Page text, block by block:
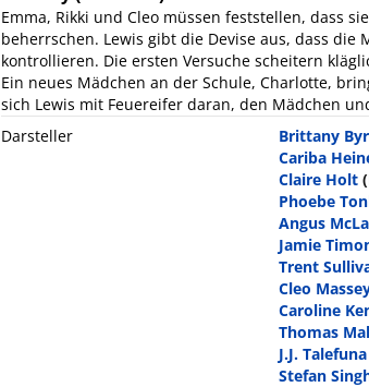
Emma, Rikki und Cleo müssen feststellen, dass
beherrschen. Lewis gibt die Devise aus, dass
kontrollieren. Die ersten Versuche scheitern
Ein neues Mädchen an der Schule, Charlotte,
sich Lewis mit Feuereifer daran, den Mädchen
Darsteller
Brittany
Cariba
Claire Holt
Phoebe
Angus
Jamie
Trent
Cleo
Caroline
Thomas
J.J. Talefuna
Stefan